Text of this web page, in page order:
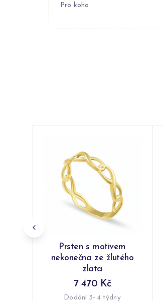
Pro koho
Prsten s motivem
nekonečna ze žlutého
zlata
7 470 Kč
Dodání 3–4 týdny